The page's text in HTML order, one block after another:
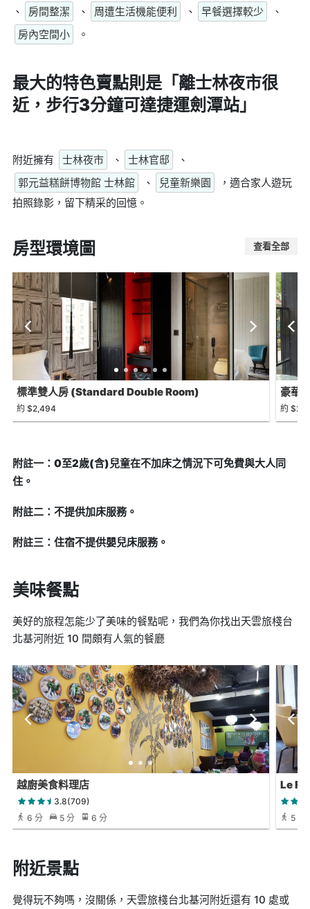
、
房間整潔 、 周遭生活機能便利 、 早餐選擇較少
、
房內空間小
。
最大的特色賣點則是「離士林夜市很
近，步行3分鐘可達捷運劍潭站」
附近擁有 士林夜市 、 士林官邸
、
郭元益糕餅博物館 士林館
、 兒童新樂園
，適合家人遊玩
拍照錄影，留下精采的回憶。
房型環境圖 查看全部
標準雙人房 (Standard Double Room)
約 $2,494
豪華
約
附註一：0至2歲(含)兒童在不加床之情況下可免費與大人同
住。
附註二：不提供加床服務。
附註三：住宿不提供嬰兒床服務。
美味餐點
美好的旅程怎能少了美味的餐點呢，我們為你找出天雲旅棧台
北基河附近 10 間頗有人氣的餐廳
越廚美食料理店
3.8(709)
6 分
5 分 6 分
Le
5 分
附近景點
覺得玩不夠嗎，沒關係，天雲旅棧台北基河附近還有 10 處或